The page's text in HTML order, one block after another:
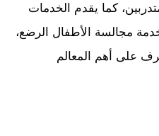
كما يقدم الخدمات
مجالسة الأطفال الرضع،
على أهم المعالم